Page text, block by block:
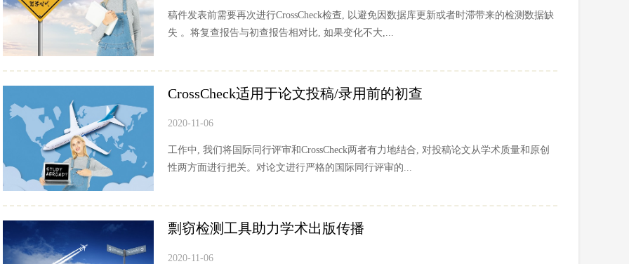
稿件发表前需要再次进行CrossCheck检查, 以避免因数据库更新或者时滞带来的检测数据缺
失 。将复查报告与初查报告相对比, 如果变化不大,...
CrossCheck适用于论文投稿/录用前的初查
2020-11-06
工作中, 我们将国际同行评审和CrossCheck两者有力地结合, 对投稿论文从学术质量和原创
性两方面进行把关。对论文进行严格的国际同行评审的...
剽窃检测工具助力学术出版传播
2020-11-06